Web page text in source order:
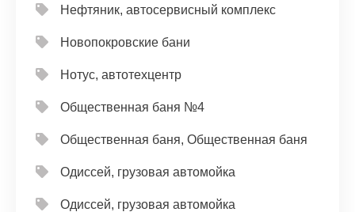
Нефтяник, автосервисный комплекс
Новопокровские бани
Нотус, автотехцентр
Общественная баня №4
Общественная баня, Общественная баня
Одиссей, грузовая автомойка
Одиссей, грузовая автомойка